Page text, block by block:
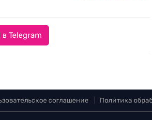
Telegram
соглашение Политика